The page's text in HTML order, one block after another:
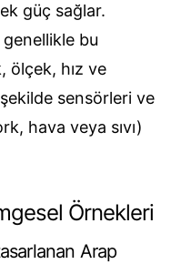
güç sağlar.
genellikle bu
ölçek, hız ve
sensörleri ve
hava veya sıvı)
Örnekleri
Arap